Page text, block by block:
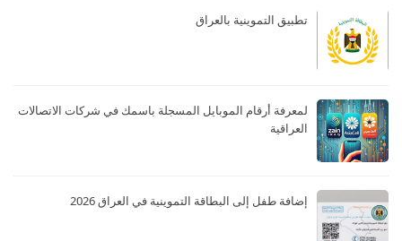
تطبيق التموينية بالعراق
لمعرفة أرقام الموبايل المسجلة باسمك في شركات الاتصالات
العراقية
إضافة طفل إلى البطاقة التموينية في العراق 2026